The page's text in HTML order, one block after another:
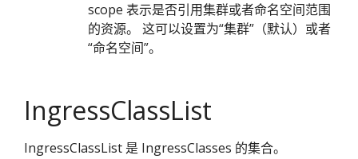
scope 表示是否引用集群或者命名空间范围
的资源。 这可以设置为“集群”（默认）或者
“命名空间”。
IngressClassList
IngressClassList 是 IngressClasses 的集合。